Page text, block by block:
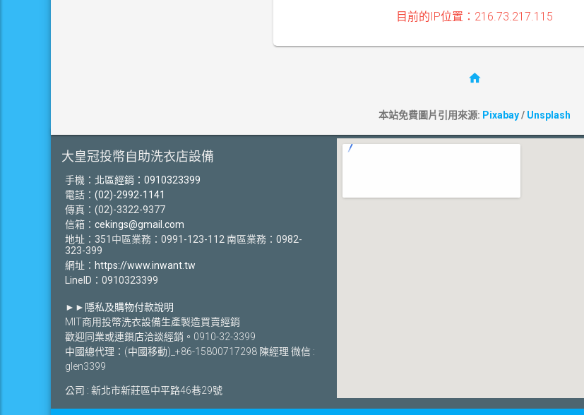
目前的IP位置：216.73.217.115
本站免費圖片引用來源: Pixabay/ Unsplash
大皇冠投幣自助洗衣店設備
手機： 北區經銷：0910323399
電話： (02)-2992-1141
傳真：(02)-3322-9377
信箱： cekings@gmail.com
地址：351中區業務：0991-123-112 南區業務：0982-
323-399
網址： https://www.inwant.tw
LineID：0910323399
►► 隱私及購物付款說明
MIT商用投幣洗衣設備生產製造買賣經銷
歡迎同業或連鎖店洽談經銷。0910-32-3399
中國總代理：(中國移動)_+86-15800717298 陳經理 微信 :
glen3399
公司 : 新北市新莊區中平路46巷29號